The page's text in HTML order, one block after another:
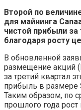
Второй по
для майнинга
чистой прибыли за
благодаря росту
В обновленной
размещение акций
за третий квартал
прибыль в размере
Таким образом, по
прошлого года